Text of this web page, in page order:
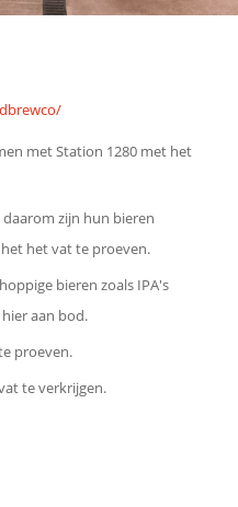
met Station 1280 met het
zijn hun bieren
het vat te proeven.
bieren zoals IPA's
aan bod.
proeven.
te verkrijgen.